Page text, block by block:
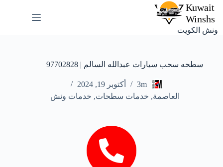
ونش الكويت
سطحه سحب سيارات عبدالله السالم | 97702828
3m
أكتوبر 19, 2024
العاصمة, خدمات سطحات, خدمات ونش